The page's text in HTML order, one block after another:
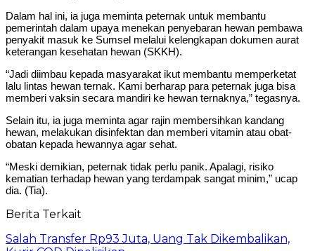
Dalam hal ini, ia juga meminta peternak untuk membantu
pemerintah dalam upaya menekan penyebaran hewan pembawa
penyakit masuk ke Sumsel melalui kelengkapan dokumen aurat
keterangan kesehatan hewan (SKKH).
“Jadi diimbau kepada masyarakat ikut membantu memperketat
lalu lintas hewan ternak. Kami berharap para peternak juga bisa
memberi vaksin secara mandiri ke hewan ternaknya,” tegasnya.
Selain itu, ia juga meminta agar rajin membersihkan kandang
hewan, melakukan disinfektan dan memberi vitamin atau obat-
obatan kepada hewannya agar sehat.
“Meski demikian, peternak tidak perlu panik. Apalagi, risiko
kematian terhadap hewan yang terdampak sangat minim,” ucap
dia. (Tia).
Berita Terkait
Salah Transfer Rp93 Juta, Uang Tak Dikembalikan,